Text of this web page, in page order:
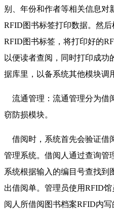
别、年份和作者等相关信息对
RFID图书标签打印数据。然
RFID图书标签，将打印好的
以便读者查阅，同时打印成功
据库里，以备系统其他模块调
流通管理：流通管理分为借
窃防损模块。
借阅时，系统首先会验证借
管理系统。借阅人通过查询管
系统根据输入的编目号查找到
出借阅单。管理员使用RFID
阅人所借阅图书档案RFID内